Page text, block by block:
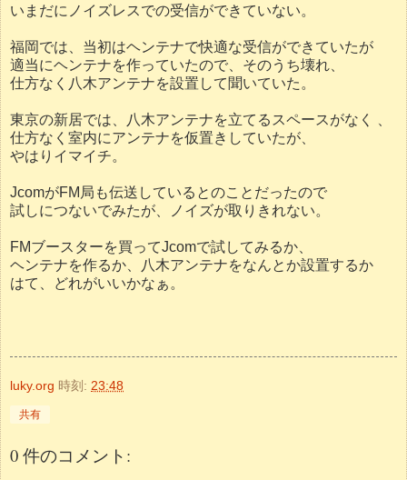
いまだにノイズレスでの受信ができていない。
福岡では、当初はヘンテナで快適な受信ができていたが
適当にヘンテナを作っていたので、そのうち壊れ、
仕方なく八木アンテナを設置して聞いていた。
東京の新居では、八木アンテナを立てるスペースがなく 、
仕方なく室内にアンテナを仮置きしていたが、
やはりイマイチ。
JcomがFM局も伝送しているとのことだったので
試しにつないでみたが、ノイズが取りきれない。
FMブースターを買ってJcomで試してみるか、
ヘンテナを作るか、八木アンテナをなんとか設置するか
はて、どれがいいかなぁ。
luky.org 時刻: 23:48
共有
0 件のコメント: